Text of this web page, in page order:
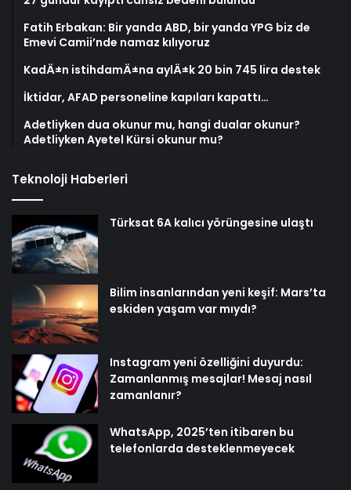
Fatih Erbakan: Bir yanda ABD, bir yanda YPG biz de
Emevi Camii’nde namaz kılıyoruz
KadÄ±n istihdamÄ±na aylÄ±k 20 bin 745 lira destek
İktidar, AFAD personeline kapıları kapattı…
Adetliyken dua okunur mu, hangi dualar okunur?
Adetliyken Ayetel Kürsi okunur mu?
Teknoloji Haberleri
Türksat 6A kalıcı yörüngesine ulaştı
Bilim insanlarından yeni keşif: Mars’ta
eskiden yaşam var mıydı?
Instagram yeni özelliğini duyurdu:
Zamanlanmış mesajlar! Mesaj nasıl
zamanlanır?
WhatsApp, 2025’ten itibaren bu
telefonlarda desteklenmeyecek